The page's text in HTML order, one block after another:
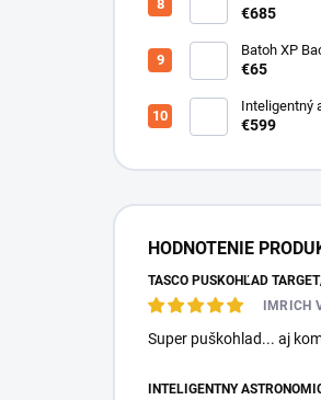
bezdrôtové
€685
Batoh XP
€65
Inteligentný
teleskop
€599
HODNOTENIE
IMRICH
Super puškohlad... aj